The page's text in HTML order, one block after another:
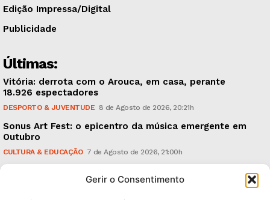
Gerir o Consentimento
Edição Impressa/Digital
Publicidade
Últimas:
Vitória: derrota com o Arouca, em casa, perante
18.926 espectadores
DESPORTO & JUVENTUDE 8 de Agosto de 2026, 20:21h
Sonus Art Fest: o epicentro da música emergente em
Outubro
CULTURA & EDUCAÇÃO 7 de Agosto de 2026, 21:00h